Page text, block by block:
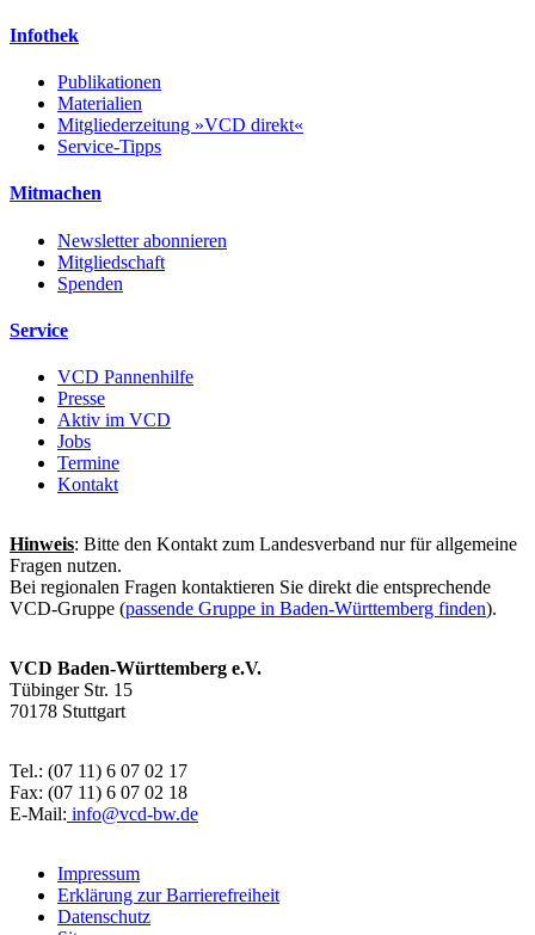
Infothek
Publikationen
Materialien
Mitgliederzeitung »VCD direkt«
Service-Tipps
Mitmachen
Newsletter abonnieren
Mitgliedschaft
Spenden
Service
VCD Pannenhilfe
Presse
Aktiv im VCD
Jobs
Termine
Kontakt
Hinweis: Bitte den Kontakt zum Landesverband nur für allgemeine
Fragen nutzen.
Bei regionalen Fragen kontaktieren Sie direkt die entsprechende
VCD-Gruppe (passende Gruppe in Baden-Württemberg finden).
VCD Baden-Württemberg e.V.
Tübinger Str. 15
70178 Stuttgart
Tel.: (07 11) 6 07 02 17
Fax: (07 11) 6 07 02 18
E-Mail: info@vcd-bw.de
Impressum
Erklärung zur Barrierefreiheit
Datenschutz